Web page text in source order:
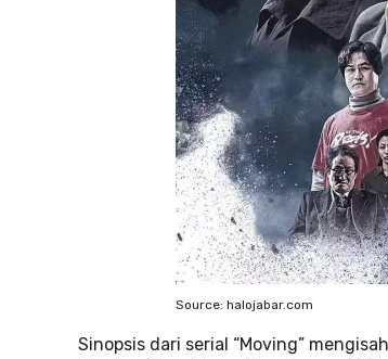
Source: halojabar.com
Sinopsis dari serial “Moving”